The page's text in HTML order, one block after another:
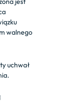
walnego
uchwał